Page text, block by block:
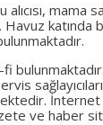
alıcısı,
katında
İnternet
ve haber